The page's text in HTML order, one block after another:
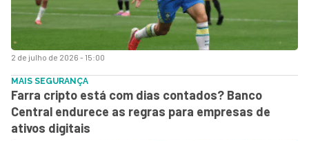
2 de julho de 2026 - 15:00
MAIS SEGURANÇA
Farra cripto está com dias contados? Banco
Central endurece as regras para empresas de
ativos digitais